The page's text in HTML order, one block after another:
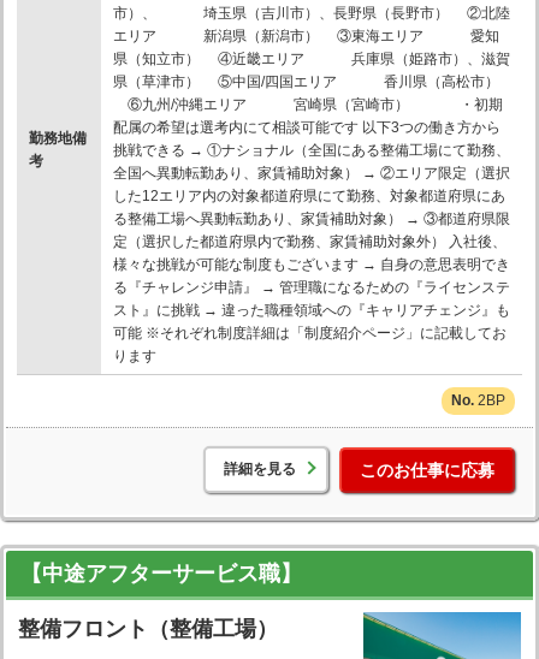
勤務地備
考
市）、 埼玉県（吉川市）、長野県（長野市） ②北陸
エリア 新潟県（新潟市） ③東海エリア 愛知
県（知立市） ④近畿エリア 兵庫県（姫路市）、滋賀
県（草津市） ⑤中国/四国エリア 香川県（高松市）
⑥九州/沖縄エリア 宮崎県（宮崎市） ・初期
配属の希望は選考内にて相談可能です 以下3つの働き方から
挑戦できる → ①ナショナル（全国にある整備工場にて勤務、
全国へ異動転勤あり、家賃補助対象） → ②エリア限定（選択
した12エリア内の対象都道府県にて勤務、対象都道府県にあ
る整備工場へ異動転勤あり、家賃補助対象） → ③都道府県限
定（選択した都道府県内で勤務、家賃補助対象外） 入社後、
様々な挑戦が可能な制度もございます → 自身の意思表明でき
る『チャレンジ申請』 → 管理職になるための『ライセンステ
スト』に挑戦 → 違った職種領域への『キャリアチェンジ』も
可能 ※それぞれ制度詳細は「制度紹介ページ」に記載してお
ります
2BP
詳細を見る このお仕事に応募
【中途アフターサービス職】
整備フロント（整備工場）